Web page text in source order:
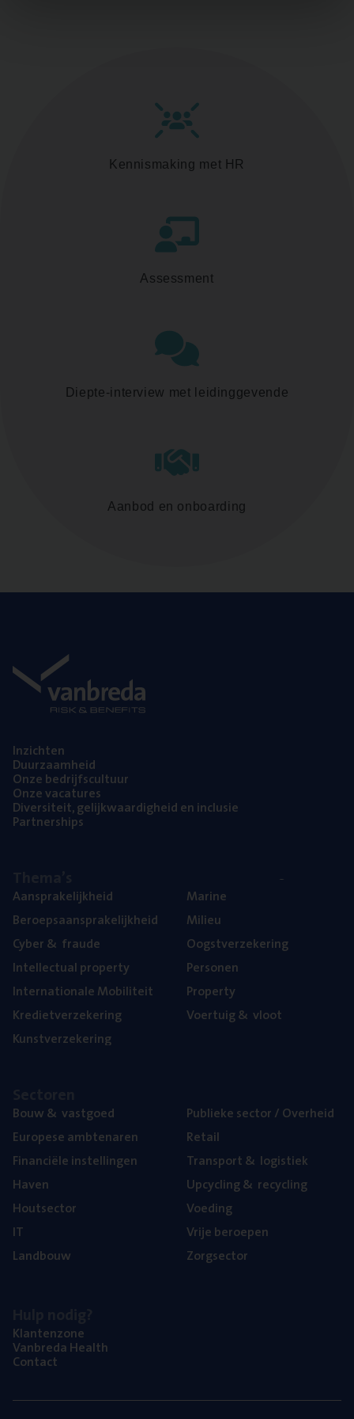
Kennismaking met HR
Assessment
Diepte-interview met leidinggevende
Aanbod en onboarding
Inzich­ten
Duur­zaam­heid
Onze bedrijfs­cul­tuur
Onze vaca­tu­res
Diver­si­teit, gelijk­waar­dig­heid en inclusie
Part­ner­ships
Aan­spra­ke­lijk­heid
Beroeps­aan­spra­ke­lijk­heid
Cyber& fraude
Intel­lec­tu­al property
Inter­na­ti­o­na­le Mobiliteit
Kre­diet­ver­ze­ke­ring
Kunst­ver­ze­ke­ring
Mari­ne
Mili­eu
Oogst­ver­ze­ke­ring
Per­so­nen
Pro­per­ty
Voer­tuig& vloot
Bouw& vastgoed
Euro­pe­se ambtenaren
Finan­ci­ë­le instellingen
Haven
Hout­sec­tor
IT
Land­bouw
Publie­ke sec­tor / Overheid
Retail
Trans­port& logistiek
Upcy­cling& recycling
Voe­ding
Vrije beroe­pen
Zorg­sec­tor
Klan­ten­zo­ne
Van­b­re­da Health
Con­tact